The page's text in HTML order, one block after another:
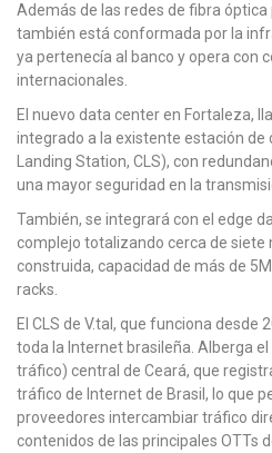
Además de las redes de fibra óptica
también está conformada por la
ya pertenecía al banco y opera con
internacionales.
El nuevo data center en Fortaleza,
integrado a la existente estación de
Landing Station, CLS), con
una mayor seguridad en la
También, se integrará con el edge
complejo totalizando cerca de
construida, capacidad de más de
racks.
El CLS de V.tal, que funciona desde
toda la Internet brasileña. Alberga
tráfico) central de Ceará, que
tráfico de Internet de Brasil, lo que
proveedores intercambiar tráfico
contenidos de las principales OTTs